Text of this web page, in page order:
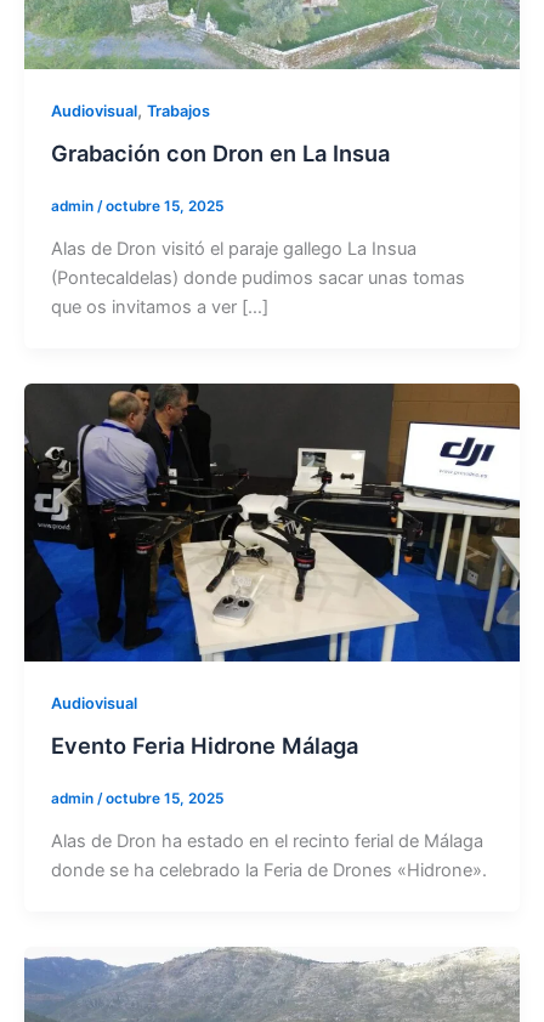
Audiovisual, Trabajos
Grabación con Dron en La Insua
admin /octubre 15, 2025
Alas de Dron visitó el paraje gallego La Insua
(Pontecaldelas) donde pudimos sacar unas tomas
que os invitamos a ver […]
Audiovisual
Evento Feria Hidrone Málaga
admin /octubre 15, 2025
Alas de Dron ha estado en el recinto ferial de Málaga
donde se ha celebrado la Feria de Drones «Hidrone».